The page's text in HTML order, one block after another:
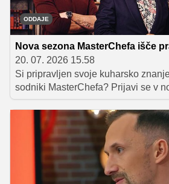
ODDAJE
Nova sezona MasterChefa išče
20. 07. 2026 15.58
Si pripravljen svoje kuharsko
sodniki MasterChefa? Prijavi se v
pokaži, kaj zmoreš.